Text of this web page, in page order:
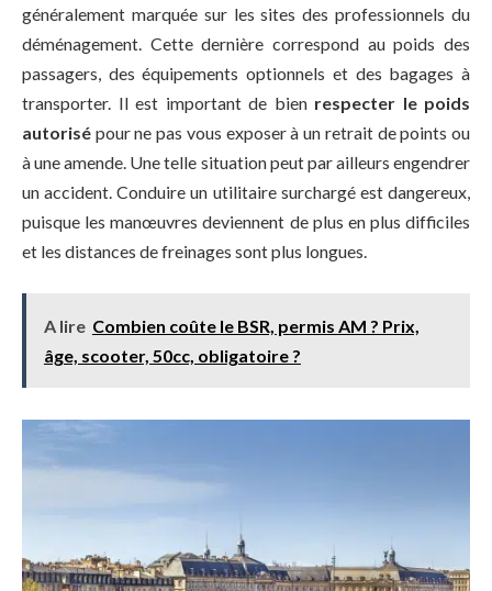
généralement marquée sur les sites des professionnels du
déménagement. Cette dernière correspond au poids des
passagers, des équipements optionnels et des bagages à
transporter. Il est important de bien respecter le poids
autorisé pour ne pas vous exposer à un retrait de points ou
à une amende. Une telle situation peut par ailleurs engendrer
un accident. Conduire un utilitaire surchargé est dangereux,
puisque les manœuvres deviennent de plus en plus difficiles
et les distances de freinages sont plus longues.
A lire Combien coûte le BSR, permis AM ? Prix,
âge, scooter, 50cc, obligatoire ?